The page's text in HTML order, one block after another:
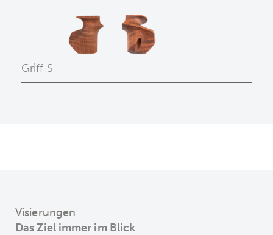
Griff S
Visierungen
Das Ziel immer im Blick